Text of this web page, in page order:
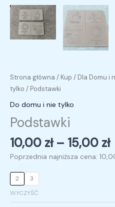
Strona główna / Kup / Dla Domu i
tylko / Podstawki
Do domu i nie tylko
Podstawki
10,00 zł – 15,00 zł
Poprzednia najniższa cena:
2
3
WYCZYŚĆ